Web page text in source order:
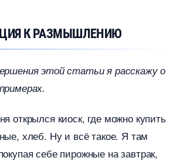
К РАЗМЫШЛЕНИЮ
этой статьи я расскажу о
открылся киоск, где можно купить
хлеб. Ну и всё такое. Я там
себе пирожные на завтрак,